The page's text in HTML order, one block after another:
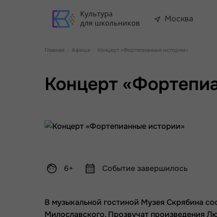
Москва
Главная Афиша Концерт «Фортепианные истории»
Концерт
6+ Событие завершилось
В музыкальной гостиной Музея Скрябина с
Милославского. Прозвучат произведения